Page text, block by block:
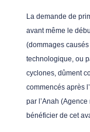
La demande de
avant même le
(dommages
technologique, ou
cyclones, dûment
commencés après
par l’Anah
bénéficier de cet